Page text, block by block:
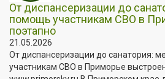
От диспансеризации до
помощь участникам СВО в
поэтапно
21.05.2026
От диспансеризации до санатория:
участникам СВО в Приморье